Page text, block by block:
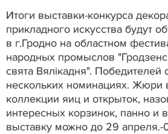
Итоги выставки-конкурса
прикладного искусства будут
в г.Гродно на областном
народных промыслов
свята Вялікадня". Победителей
нескольких номинациях. Жюри
коллекции яиц и открыток,
интересных корзинок, панно и
выставку можно до 29 апреля.-